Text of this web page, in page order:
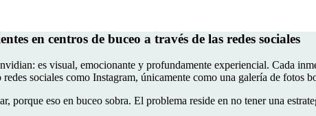
en centros de buceo a través de las redes sociales
es visual, emocionante y profundamente experiencial. Cada
sociales como Instagram, únicamente como una galería de fotos
porque eso en buceo sobra. El problema reside en no tener una